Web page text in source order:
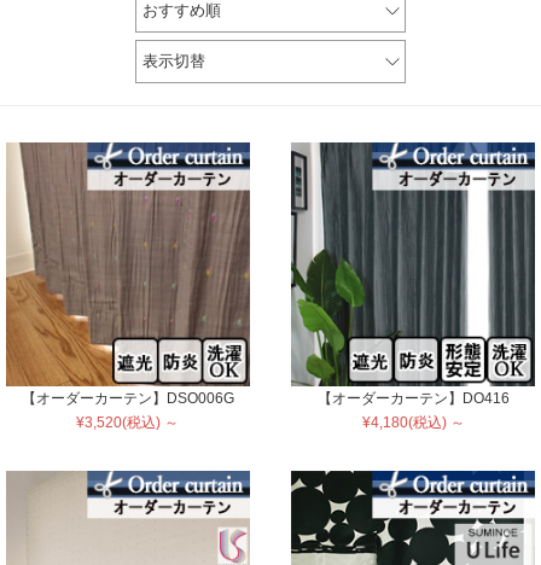
おすすめ順
表示切替
【オーダーカーテン】DSO006G
¥3,520(税込) ～
【オーダーカーテン】DO416
¥4,180(税込) ～